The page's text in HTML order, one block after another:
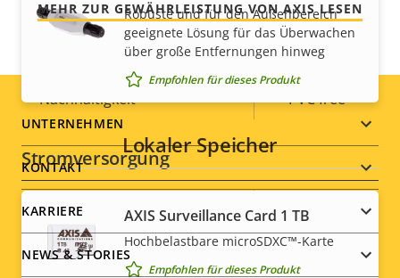
IP-Schutzklasse IP66, IP67
Nachlackierungsgeeignet
Nachhaltigkeit PVC free
Stromversorgung
Eigentumsbeschreibung Eigentumswert
Leistung (max.)
Leistung (durchschnittlich) -
Robuste und für den Außenbereich
geeignete Lösung für das Überwachen
über große Entfernungen hinweg
Empfohlen für dieses Produkt
Lokaler Speicher
AXIS Surveillance Card 1 TB
Hochbelastbare microSDXC™-Karte
Empfohlen für dieses Produkt
MEHR ZUR GEWÄHRLEISTUNG VON AXIS LESEN
Footer
menu
UNTERNEHMEN
KONTAKT
KARRIERE
NEWS & STORIES